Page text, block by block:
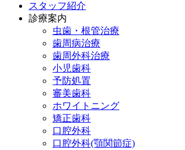
スタッフ紹介
診療案内
虫歯・根管治療
歯周病治療
歯周外科治療
小児歯科
予防処置
審美歯科
ホワイトニング
矯正歯科
口腔外科
口腔外科(顎関節症)